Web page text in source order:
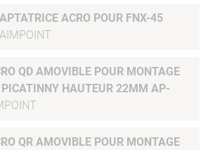
ACRO POUR FNX-45
AIMPOINT
QD AMOVIBLE POUR MONTAGE
PICATINNY HAUTEUR 22MM AP-
QR AMOVIBLE POUR MONTAGE